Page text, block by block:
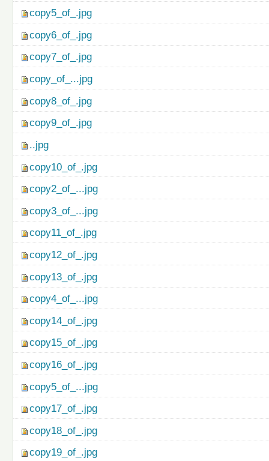
copy5_of_.jpg
copy6_of_.jpg
copy7_of_.jpg
copy_of_...jpg
copy8_of_.jpg
copy9_of_.jpg
..jpg
copy10_of_.jpg
copy2_of_...jpg
copy3_of_...jpg
copy11_of_.jpg
copy12_of_.jpg
copy13_of_.jpg
copy4_of_...jpg
copy14_of_.jpg
copy15_of_.jpg
copy16_of_.jpg
copy5_of_...jpg
copy17_of_.jpg
copy18_of_.jpg
copy19_of_.jpg